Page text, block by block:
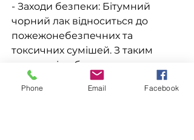
- Заходи безпеки: Бітумний
чорний лак відноситься до
пожежонебезпечних та
токсичних сумішей. З таким
лаком всі роботи проводяться в
приміщеннях, що
провітрюються, або на
Phone Email Facebook